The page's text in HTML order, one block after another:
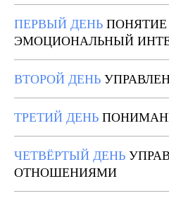
ПЕРВЫЙ ДЕНЬ ПОНЯТИЕ
ЭМОЦИОНАЛЬНЫЙ
ВТОРОЙ ДЕНЬ
ТРЕТИЙ ДЕНЬ
ЧЕТВЁРТЫЙ ДЕНЬ
ОТНОШЕНИЯМИ